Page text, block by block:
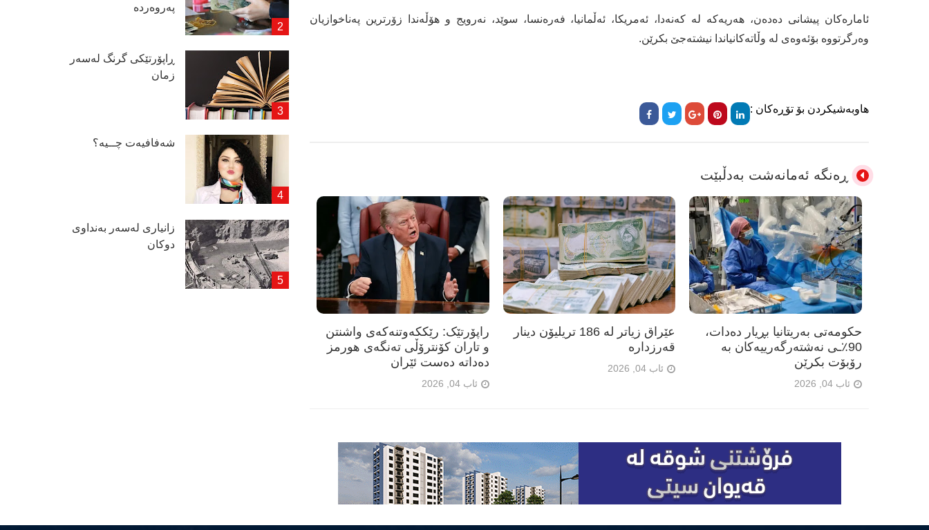
ئامارەکان پیشانی دەدەن، هەریەکە لە کەنەدا، ئەمریکا، ئەڵمانیا، فەرەنسا، سوێد، نەرویج و هۆڵەندا زۆرترین پەناخوازیان
وەرگرتووە بۆئەوەی لە وڵاتەکانیاندا نیشتەجێ بکرێن.
هاوبەشیکردن بۆ تۆڕەکان :
ڕەنگە ئەمانەشت بەدڵبێت
راپۆرتێک: رێککەوتنەکەی واشنتن
و تاران کۆنترۆڵی تەنگەی هورمز
دەداتە دەست ئێران
ئاب 04, 2026
عێراق زیاتر لە 186 تریلیۆن دینار
قەرزدارە
ئاب 04, 2026
حکومەتی بەریتانیا بڕیار دەدات،
90٪ـی نەشتەرگەرییەکان بە
رۆبۆت بکرێن
ئاب 04, 2026
پەروەردە
ڕاپۆرتێكی گرنگ لەسەر
زمان
شەفافیەت چــیە؟
زانیاری لەسەر بەنداوی
دوكان